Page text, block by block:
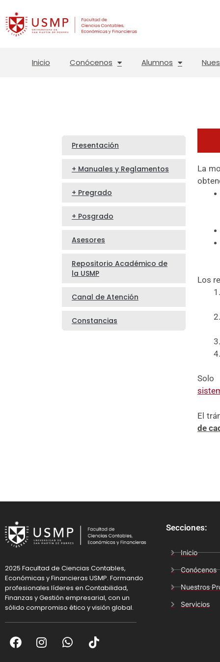
Inicio Conócenos Alumnos
Presentación
+ Manuales y Reglamentos
+ Pregrado
+ Posgrado
Asesores
Repositorio Académico de
la USMP
Canal de Atención
Constancias
La
Los
El
de
2025 Facultad de Ciencias Contables,
Económicas y Financieras USMP. Formando
profesionales líderes en Contabilidad,
Finanzas y Gestión empresarial, con un
sólido compromiso ético y visión global.
Secciones:
Inicio
Conócenos
Nuestros
Servicios